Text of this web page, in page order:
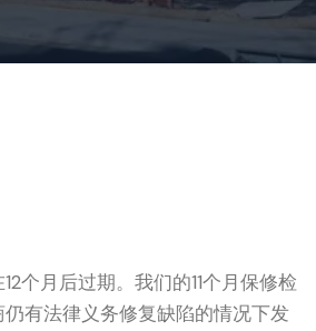
个月后过期。我们的11个月保修检
有法律义务修复缺陷的情况下发